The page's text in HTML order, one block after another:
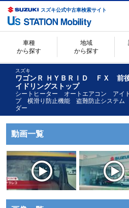
スズキ公式中古車検索サイト
車種
から探す
地域
から探す
スズキ
ワゴンＲ ＨＹＢＲＩＤ ＦＸ 前
イドリングストップ
シートヒーター オートエアコン アイ
プ 横滑り防止機能 盗難防止システム
ダー
動画一覧